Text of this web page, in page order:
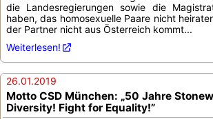
die Landesregierungen sowie die
haben, das homosexuelle Paare nicht
der Partner nicht aus Österreich kommt...
Weiterlesen!
26.01.2019
Motto CSD München: „50 Jahre
Diversity! Fight for Equality!”